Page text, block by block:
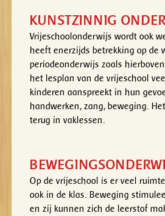
KUNSTZINNIG
Vrijeschoolonderwijs wordt ook
heeft enerzijds betrekking op de
periodeonderwijs zoals
het lesplan van de vrijeschool
kinderen aanspreekt in hun
handwerken, zang, beweging.
terug in vaklessen.
Op de vrijeschool is er veel
ook in de klas. Beweging
en zij kunnen zich de leerstof